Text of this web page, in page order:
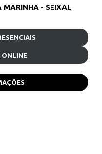
MARINHA - SEIXAL
ONLINE